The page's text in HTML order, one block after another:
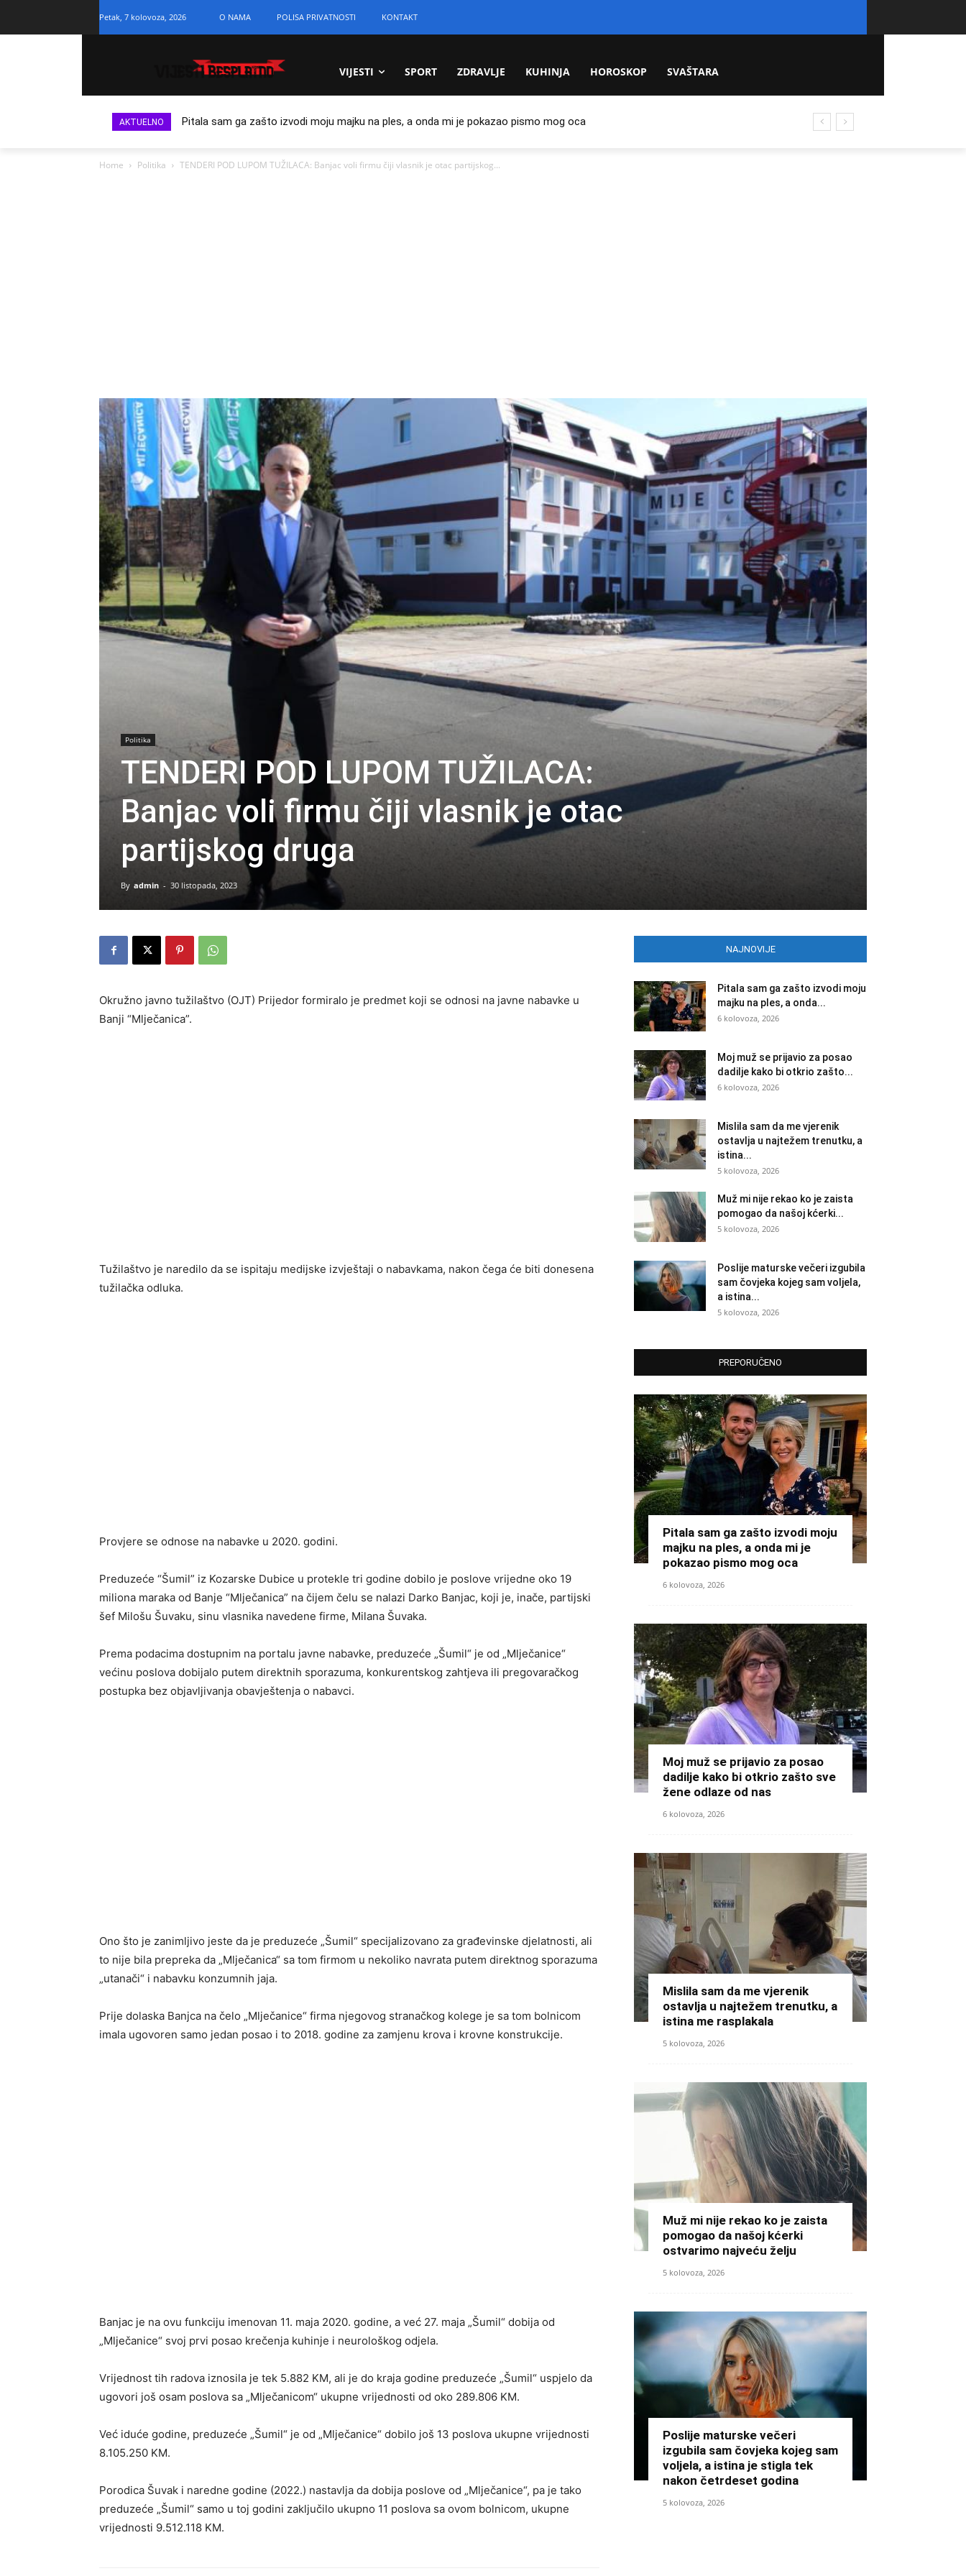
Petak, 7 kolovoza, 2026 O NAMA POLISA PRIVATNOSTI KONTAKT
VIJESTI SPORT ZDRAVLJE KUHINJA HOROSKOP SVAŠTARA
AKTUELNO Pitala sam ga zašto izvodi moju majku na ples, a onda mi je pokazao pismo mog oca
Home Politika TENDERI POD LUPOM TUŽILACA: Banjac voli firmu čiji vlasnik je otac partijskog...
Politika
TENDERI POD LUPOM TUŽILACA:
Banjac voli firmu čiji vlasnik je otac
partijskog druga
By admin - 30 listopada, 2023
Okružno javno tužilaštvo (OJT) Prijedor formiralo je predmet koji se odnosi na javne nabavke u
Banji “Mlječanica”.
Tužilaštvo je naredilo da se ispitaju medijske izvještaji o nabavkama, nakon čega će biti donesena
tužilačka odluka.
Provjere se odnose na nabavke u 2020. godini.
Preduzeće “Šumil” iz Kozarske Dubice u protekle tri godine dobilo je poslove vrijedne oko 19
miliona maraka od Banje “Mlječanica” na čijem čelu se nalazi Darko Banjac, koji je, inače, partijski
šef Milošu Šuvaku, sinu vlasnika navedene firme, Milana Šuvaka.
Prema podacima dostupnim na portalu javne nabavke, preduzeće „Šumil“ je od „Mlječanice“
većinu poslova dobijalo putem direktnih sporazuma, konkurentskog zahtjeva ili pregovaračkog
postupka bez objavljivanja obavještenja o nabavci.
Ono što je zanimljivo jeste da je preduzeće „Šumil“ specijalizovano za građevinske djelatnosti, ali
to nije bila prepreka da „Mlječanica“ sa tom firmom u nekoliko navrata putem direktnog sporazuma
„utanači“ i nabavku konzumnih jaja.
Prije dolaska Banjca na čelo „Mlječanice“ firma njegovog stranačkog kolege je sa tom bolnicom
imala ugovoren samo jedan posao i to 2018. godine za zamjenu krova i krovne konstrukcije.
Banjac je na ovu funkciju imenovan 11. maja 2020. godine, a već 27. maja „Šumil“ dobija od
„Mlječanice“ svoj prvi posao krečenja kuhinje i neurološkog odjela.
Vrijednost tih radova iznosila je tek 5.882 KM, ali je do kraja godine preduzeće „Šumil“ uspjelo da
ugovori još osam poslova sa „Mlječanicom“ ukupne vrijednosti od oko 289.806 KM.
Već iduće godine, preduzeće „Šumil“ je od „Mlječanice“ dobilo još 13 poslova ukupne vrijednosti
8.105.250 KM.
Porodica Šuvak i naredne godine (2022.) nastavlja da dobija poslove od „Mlječanice“, pa je tako
preduzeće „Šumil“ samo u toj godini zaključilo ukupno 11 poslova sa ovom bolnicom, ukupne
vrijednosti 9.512.118 KM.
NAJNOVIJE
Pitala sam ga zašto izvodi moju
majku na ples, a onda...
6 kolovoza, 2026
Moj muž se prijavio za posao
dadilje kako bi otkrio zašto...
6 kolovoza, 2026
Mislila sam da me vjerenik
ostavlja u najtežem trenutku, a
istina...
5 kolovoza, 2026
Muž mi nije rekao ko je zaista
pomogao da našoj kćerki...
5 kolovoza, 2026
Poslije maturske večeri izgubila
sam čovjeka kojeg sam voljela,
a istina...
5 kolovoza, 2026
PREPORUČENO
Pitala sam ga zašto izvodi moju
majku na ples, a onda mi je
pokazao pismo mog oca
6 kolovoza, 2026
Moj muž se prijavio za posao
dadilje kako bi otkrio zašto sve
žene odlaze od nas
6 kolovoza, 2026
Mislila sam da me vjerenik
ostavlja u najtežem trenutku, a
istina me rasplakala
5 kolovoza, 2026
Muž mi nije rekao ko je zaista
pomogao da našoj kćerki
ostvarimo najveću želju
5 kolovoza, 2026
Poslije maturske večeri
izgubila sam čovjeka kojeg sam
voljela, a istina je stigla tek
nakon četrdeset godina
5 kolovoza, 2026